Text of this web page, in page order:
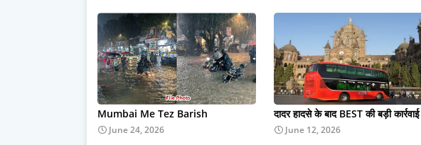
Mumbai Me Tez Barish
June 24, 2026
दादर हादसे के बाद BEST की बड़ी कार्रवाई
June 12, 2026